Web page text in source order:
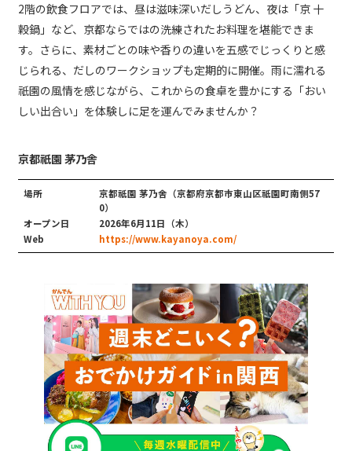
2階の飲食フロアでは、昼は滋味深いだしうどん、夜は「京 十
穀鍋」など、京都ならではの洗練されたお料理を堪能できま
す。さらに、素材ごとの味や香りの違いを五感でじっくりと感
じられる、だしのワークショップも定期的に開催。雨に濡れる
祇園の風情を感じながら、これからの食卓を豊かにする「おい
しい出合い」を体験しに足を運んでみませんか？
京都祇園 茅乃舎
場所
京都祇園 茅乃舎（京都府京都市東山区祇園町南側57
0）
オープン日
2026年6月11日（木）
Web
https://www.kayanoya.com/